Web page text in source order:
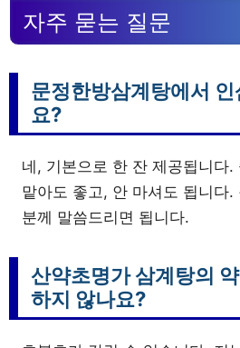
자주 묻는 질문
문정한방삼계탕에서
요?
네, 기본으로 한 잔 제공됩니다
맡아도 좋고, 안 마셔도 됩니다.
분께 말씀드리면 됩니다.
산약초명가 삼계탕의
하지 않나요?